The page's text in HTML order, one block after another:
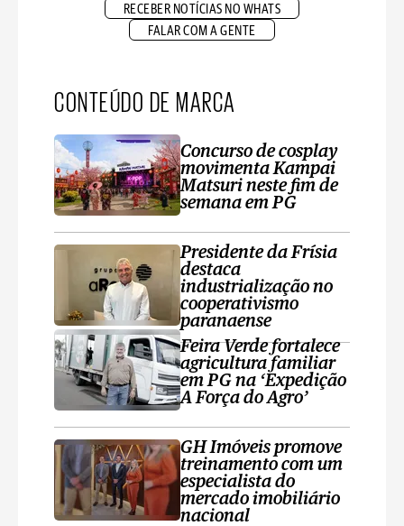
RECEBER NOTÍCIAS NO WHATS
FALAR COM A GENTE
CONTEÚDO DE MARCA
Concurso de cosplay
movimenta Kampai
Matsuri neste fim de
semana em PG
Presidente da Frísia
destaca
industrialização no
cooperativismo
paranaense
Feira Verde fortalece
agricultura familiar
em PG na ‘Expedição
A Força do Agro’
GH Imóveis promove
treinamento com um
especialista do
mercado imobiliário
nacional